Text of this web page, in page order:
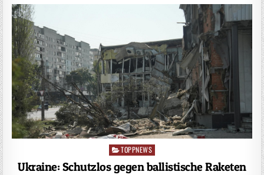
Posted
TOPPNEWS
Ukraine: Schutzlos gegen ballistische Raketen